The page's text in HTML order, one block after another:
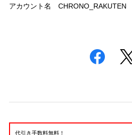
アカウント名 CHRONO_RAKUTEN
代引き手数料無料！